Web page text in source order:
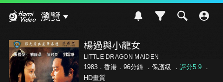
瀏覽
楊過與小龍女
LITTLE DRAGON MAIDEN
1983．香港．96分鐘 ． 保護級 ． 評分5.9．
HD畫質